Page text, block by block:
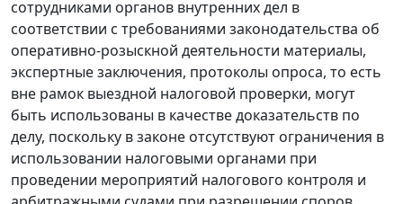
сотрудниками органов внутренних дел в
соответствии с требованиями законодательства об
оперативно-розыскной деятельности материалы,
экспертные заключения, протоколы опроса, то есть
вне рамок выездной налоговой проверки, могут
быть использованы в качестве доказательств по
делу, поскольку в законе отсутствуют ограничения в
использовании налоговыми органами при
проведении мероприятий налогового контроля и